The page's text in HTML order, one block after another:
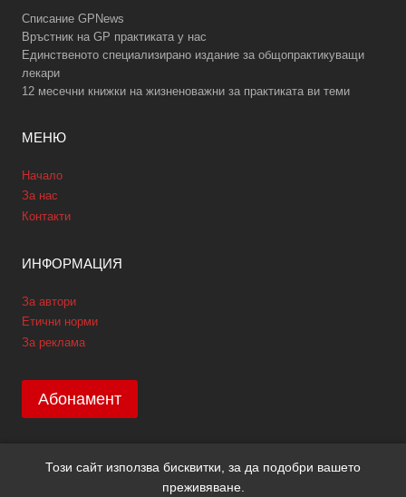
Списание GPNews
Връстник на GP практиката у нас
Единственото специализирано издание за общопрактикуващи
лекари
12 месечни книжки на жизненоважни за практиката ви теми
МЕНЮ
Начало
За нас
Контакти
ИНФОРМАЦИЯ
За автори
Етични норми
За реклама
Абонамент
Copyright © 2026 GPNews. Всички права запазени.
Този сайт използва бисквитки, за да подобри вашето
преживяване.